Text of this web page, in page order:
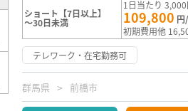
ショート【7日以上】
～30日未満
1日当たり
109,800 円
初期費用他
テレワーク・在宅勤務可
群馬県 前橋市